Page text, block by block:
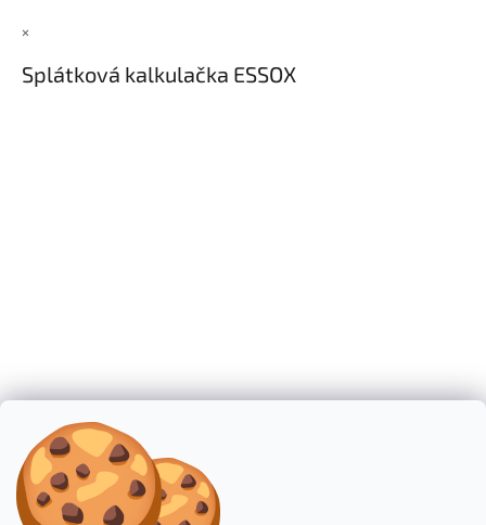
s
u
×
Splátková kalkulačka ESSOX